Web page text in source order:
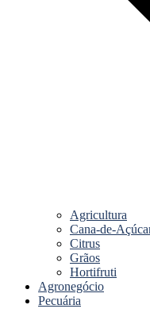
Agricultura
Cana-de-
Citrus
Grãos
Hortifruti
Agronegócio
Pecuária